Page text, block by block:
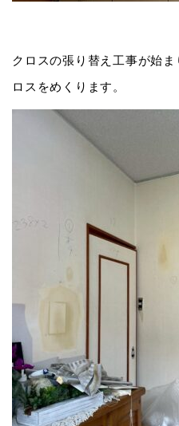
クロスの張り替え工事が始
ロスをめくります。